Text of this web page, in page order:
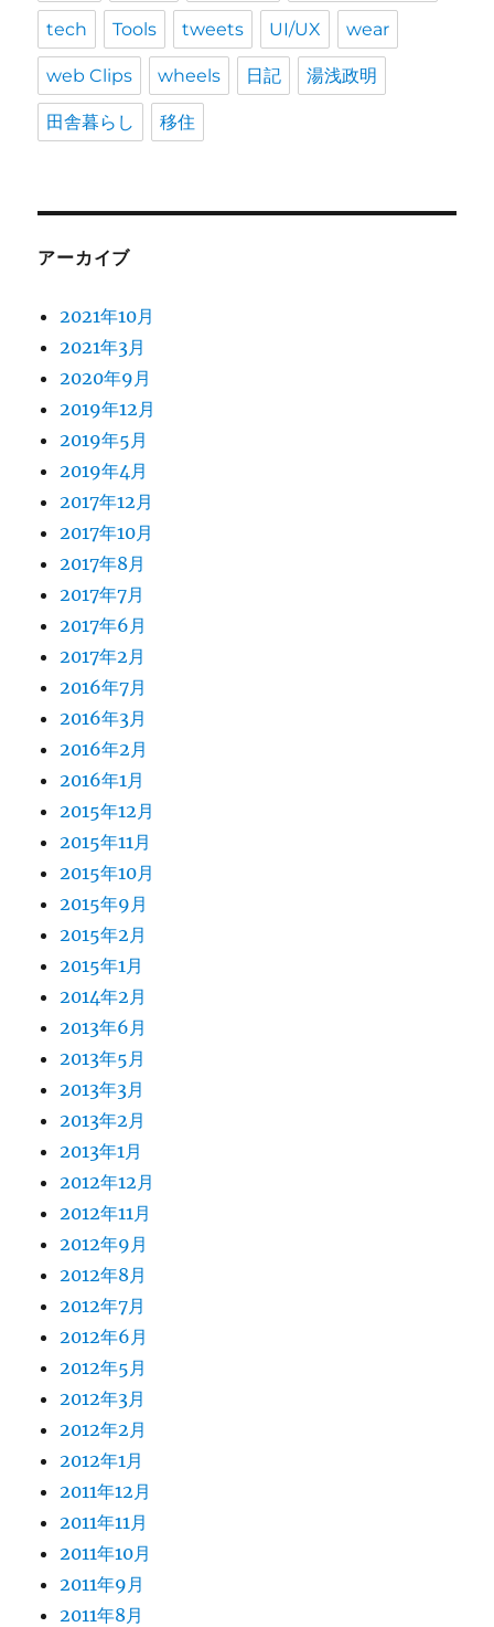
tech Tools tweets UI/UX wear
web Clips wheels 日記 湯浅政明
田舎暮らし 移住
アーカイブ
2021年10月
2021年3月
2020年9月
2019年12月
2019年5月
2019年4月
2017年12月
2017年10月
2017年8月
2017年7月
2017年6月
2017年2月
2016年7月
2016年3月
2016年2月
2016年1月
2015年12月
2015年11月
2015年10月
2015年9月
2015年2月
2015年1月
2014年2月
2013年6月
2013年5月
2013年3月
2013年2月
2013年1月
2012年12月
2012年11月
2012年9月
2012年8月
2012年7月
2012年6月
2012年5月
2012年3月
2012年2月
2012年1月
2011年12月
2011年11月
2011年10月
2011年9月
2011年8月